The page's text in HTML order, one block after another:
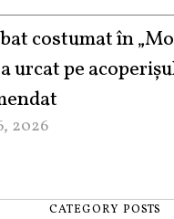
costumat în
a urcat pe
2026
CATEGORY POSTS